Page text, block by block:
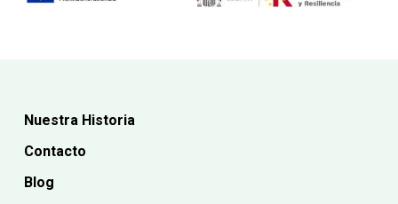
Nuestra Historia
Contacto
Blog